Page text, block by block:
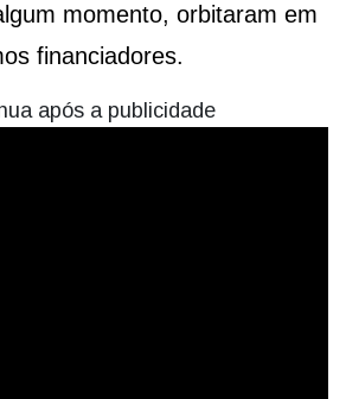
momento, orbitaram em
financiadores.
após a publicidade